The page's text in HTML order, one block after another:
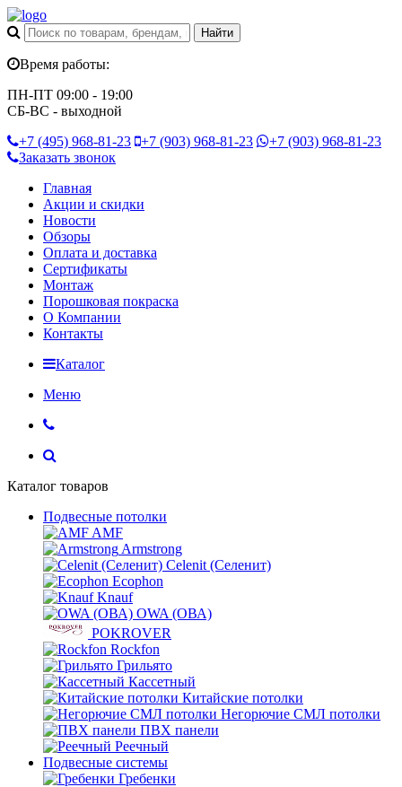
Время работы:
ПН-ПТ 09:00 - 19:00
СБ-ВС - выходной
+7 (495) 968-81-23 +7 (903) 968-81-23 +7 (903) 968-81-23
Заказать звонок
Главная
Акции и скидки
Новости
Обзоры
Оплата и доставка
Сертификаты
Монтаж
Порошковая покраска
О Компании
Контакты
Каталог
Меню
Каталог товаров
Подвесные потолки
AMF
Armstrong
Celenit (Селенит)
Ecophon
Knauf
OWA (ОВА)
POKROVER
Rockfon
Грильято
Кассетный
Китайские потолки
Негорючие СМЛ потолки
ПВХ панели
Реечный
Подвесные системы
Гребенки